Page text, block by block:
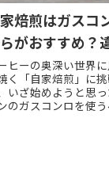
焙煎はガスコ
がおすすめ？
ヒーの奥深い世界
く「自家焙煎」に
いざ始めようと思
のガスコンロを使